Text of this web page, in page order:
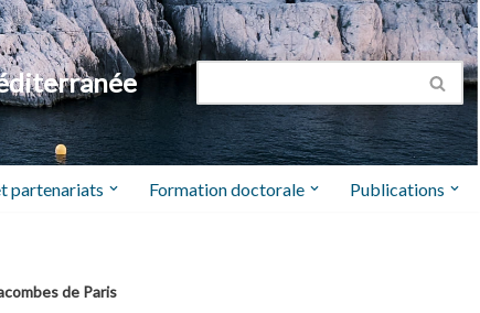
partenariats Formation doctorale Publications
de Paris